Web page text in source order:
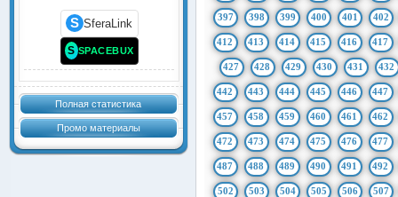
S SferaLink
S SPACEBUX
Полная статистика
Промо материалы
397 398 399 400 401 402
412 413 414 415 416 417
427 428 429 430 431 432
442 443 444 445 446 447
457 458 459 460 461 462
472 473 474 475 476 477
487 488 489 490 491 492
502 503 504 505 506 507